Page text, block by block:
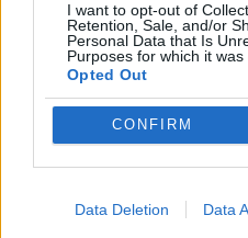
I want to opt-out of
Retention, Sale, and/or
Personal Data that Is
Purposes for which it was
Opted Out
CONFIRM
Data Deletion Data
#ΜΑΡΙΑ ΑΝΤΩΝΑ